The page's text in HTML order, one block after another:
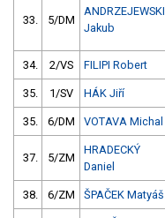
33. 5/DM
ANDRZEJEWSKI
Jakub
34. 2/VS FILIPI Robert
35. 1/SV HÁK Jiří
35. 6/DM VOTAVA Michal
37. 5/ZM
HRADECKÝ
Daniel
38. 6/ZM ŠPAČEK Matyáš